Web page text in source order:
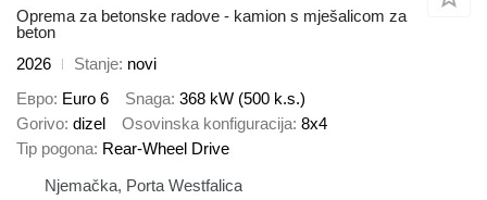
Oprema za betonske radove - kamion s mješalicom za
beton
2026
Stanje novi
Евро Euro 6 Snaga 368 kW (500 k.s.)
Gorivo dizel Osovinska konfiguracija 8x4
Tip pogona Rear-Wheel Drive
Njemačka, Porta Westfalica